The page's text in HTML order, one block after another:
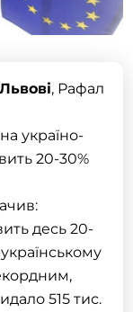
, Рафал
україно-
20-30%
десь 20-
515 тис.